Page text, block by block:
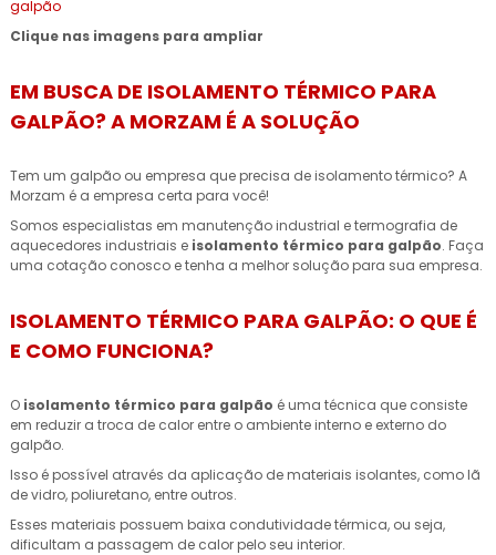
Clique nas imagens para ampliar
EM BUSCA DE ISOLAMENTO TÉRMICO PARA
GALPÃO? A MORZAM É A SOLUÇÃO
Tem um galpão ou empresa que precisa de isolamento térmico? A
Morzam é a empresa certa para você!
Somos especialistas em manutenção industrial e termografia de
aquecedores industriais e isolamento térmico para galpão. Faça
uma cotação conosco e tenha a melhor solução para sua empresa.
ISOLAMENTO TÉRMICO PARA GALPÃO: O QUE É
E COMO FUNCIONA?
O isolamento térmico para galpão é uma técnica que consiste
em reduzir a troca de calor entre o ambiente interno e externo do
galpão.
Isso é possível através da aplicação de materiais isolantes, como lã
de vidro, poliuretano, entre outros.
Esses materiais possuem baixa condutividade térmica, ou seja,
dificultam a passagem de calor pelo seu interior.